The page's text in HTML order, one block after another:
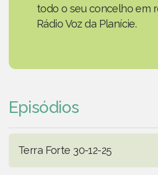
todo o seu concelho em
Rádio Voz da Planície.
Episódios
Terra Forte 30-12-25